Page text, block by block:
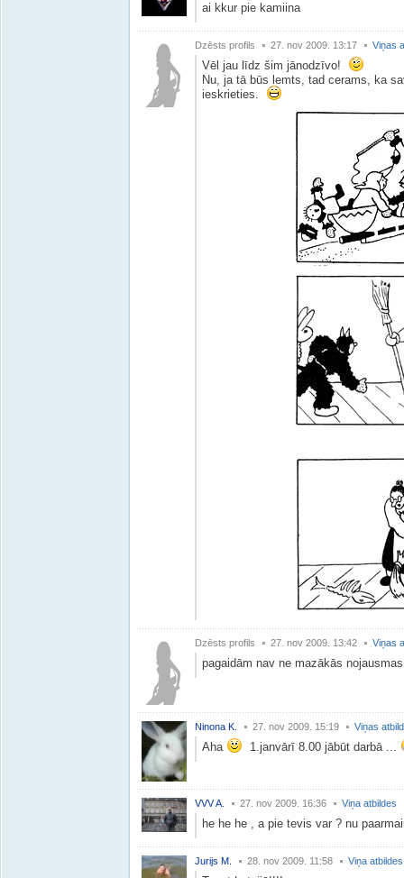
ai kkur pie kamiina
Dzēsts profils 27. nov 2009. 13:17 Viņas
Vēl jau līdz šim jānodzīvo!
Nu, ja tā būs lemts, tad cerams, ka
ieskrieties.
Dzēsts profils 27. nov 2009. 13:42 Viņas
pagaidām nav ne mazākās
Ninona K. 27. nov 2009. 15:19 Viņas
Aha 1.janvārī 8.00 jābūt darbā ...
VVV A. 27. nov 2009. 16:36 Viņa atbildes
he he he , a pie tevis var ? nu
Jurijs M. 28. nov 2009. 11:58 Viņa atbildes